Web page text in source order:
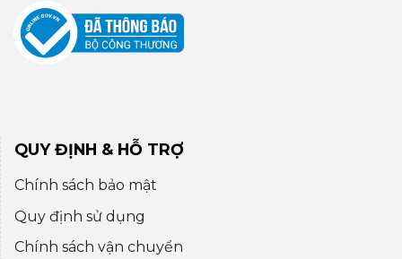
QUY ĐỊNH & HỖ TRỢ
Chính sách bảo mật
Quy định sử dụng
Chính sách vận chuyển